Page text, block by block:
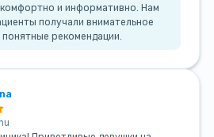
и информативно. Нам
получали внимательное
рекомендации.